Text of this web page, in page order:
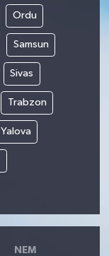
Ordu
Samsun
Sivas
Trabzon
Yalova
NEM